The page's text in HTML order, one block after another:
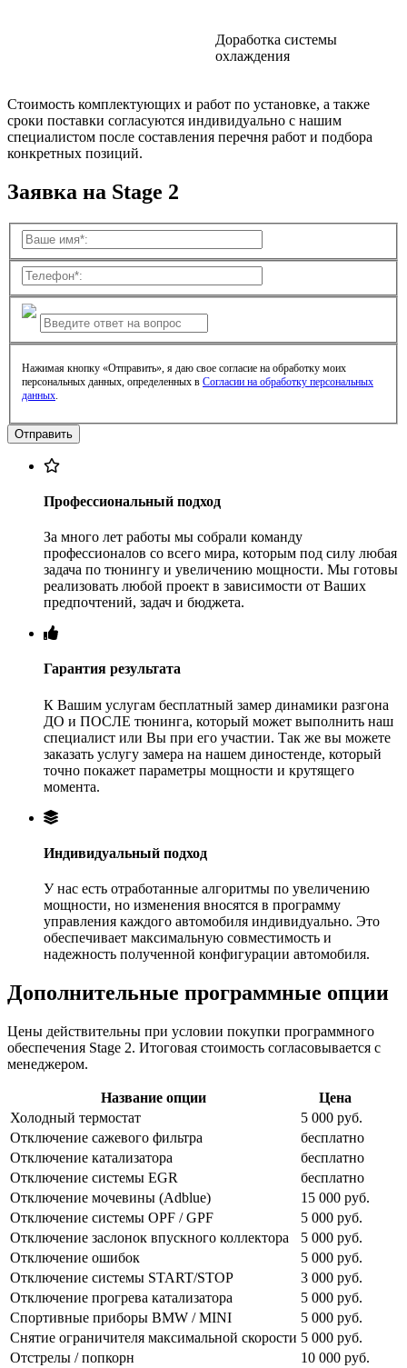
Доработка системы
охлаждения
Стоимость комплектующих и работ по установке, а также
сроки поставки согласуются индивидуально с нашим
специалистом после составления перечня работ и подбора
конкретных позиций.
Заявка на Stage 2
Нажимая кнопку «Отправить», я даю свое согласие на обработку моих
персональных данных, определенных в Согласии на обработку персональных
данных
Профессиональный подход
За много лет работы мы собрали команду
профессионалов со всего мира, которым под силу любая
задача по тюнингу и увеличению мощности. Мы готовы
реализовать любой проект в зависимости от Ваших
предпочтений, задач и бюджета.
Гарантия результата
К Вашим услугам бесплатный замер динамики разгона
ДО и ПОСЛЕ тюнинга, который может выполнить наш
специалист или Вы при его участии. Так же вы можете
заказать услугу замера на нашем диностенде, который
точно покажет параметры мощности и крутящего
момента.
Индивидуальный подход
У нас есть отработанные алгоритмы по увеличению
мощности, но изменения вносятся в программу
управления каждого автомобиля индивидуально. Это
обеспечивает максимальную совместимость и
надежность полученной конфигурации автомобиля.
Дополнительные программные опции
Цены действительны при условии покупки программного
обеспечения Stage 2. Итоговая стоимость согласовывается с
менеджером.
Название опции
Цена
Холодный термостат
5 000 руб.
Отключение сажевого фильтра
бесплатно
Отключение катализатора
бесплатно
Отключение системы EGR
бесплатно
Отключение мочевины (Adblue)
15 000 руб.
Отключение системы OPF / GPF
5 000 руб.
Отключение заслонок впускного коллектора
5 000 руб.
Отключение ошибок
5 000 руб.
Отключение системы START/STOP
3 000 руб.
Отключение прогрева катализатора
5 000 руб.
Спортивные приборы BMW / MINI
5 000 руб.
Снятие ограничителя максимальной скорости 5 000 руб.
Отстрелы / попкорн
10 000 руб.